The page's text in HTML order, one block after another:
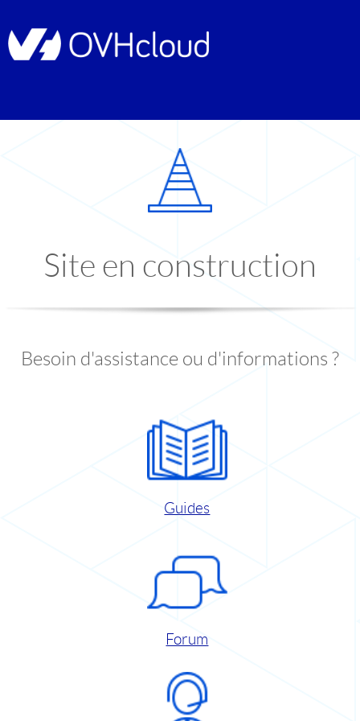
Site en construction
Besoin d'assistance ou d'informations ?
Guides
Forum